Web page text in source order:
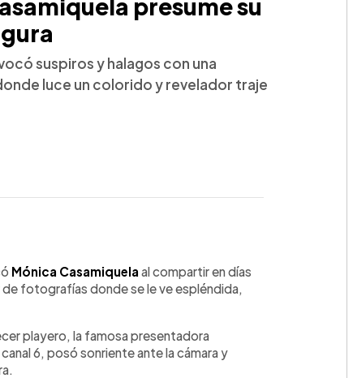
presume su
suspiros y halagos con una
luce un colorido y revelador traje
Mónica Casamiquela al compartir en días
fotografías donde se le ve espléndida,
playero, la famosa presentadora
6, posó sonriente ante la cámara y